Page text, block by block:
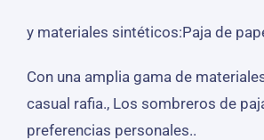
y materiales sintéticos:Paja de
Con una amplia gama de
casual rafia., Los sombreros de
preferencias personales..